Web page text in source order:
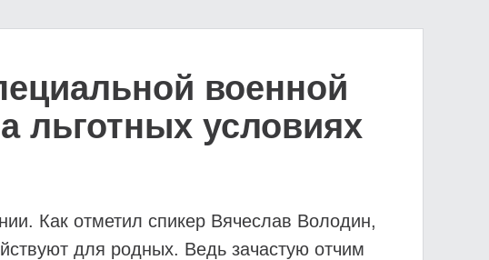
военной
льготных условиях
Как отметил спикер Вячеслав Володин,
для родных. Ведь зачастую отчим